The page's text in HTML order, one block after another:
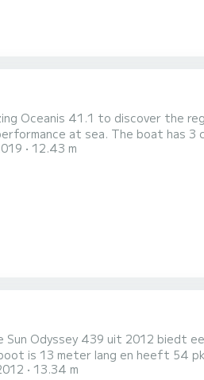
Oceanis 41.1 to discover the
all comfort and a capacity of 8
best ally to spend an
12.43 m
Sun Odyssey 439 uit 2012 biedt
13.34 m